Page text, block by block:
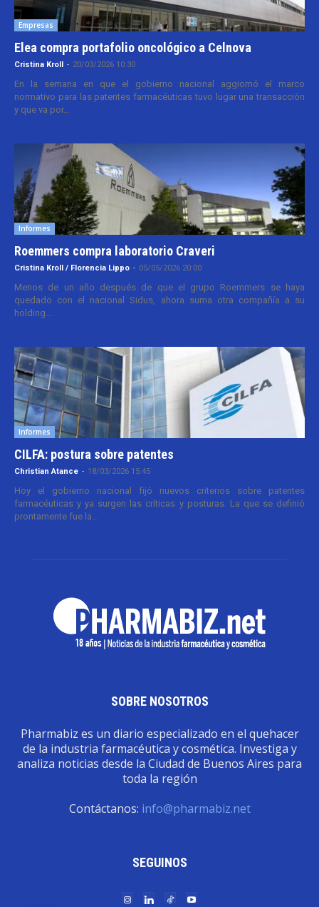
Empresas
Elea compra portafolio oncológico a Celnova
Cristina Kroll - 20/03/2026 10:30
En la semana en que el gobierno nacional aggiornó el marco
normativo para las patentes farmacéuticas tuvo lugar una transacción
y que va por...
Informes
Roemmers compra laboratorio Craveri
Cristina Kroll / Florencia Lippo - 05/05/2026 20:00
Menos de un año después de que el grupo Roemmers se haya
quedado con el nacional Sidus, ahora suma otra compañía a su
holding....
Informes
CILFA: postura sobre patentes
Christian Atance - 18/03/2026 15:45
Hoy el gobierno nacional fijó nuevos criterios sobre patentes
farmacéuticas y ya surgen las críticas y posturas. La que se definió
prontamente fue la...
SOBRE NOSOTROS
Pharmabiz es un diario especializado en el quehacer
de la industria farmacéutica y cosmética. Investiga y
analiza noticias desde la Ciudad de Buenos Aires para
toda la región
Contáctanos: info@pharmabiz.net
SEGUINOS